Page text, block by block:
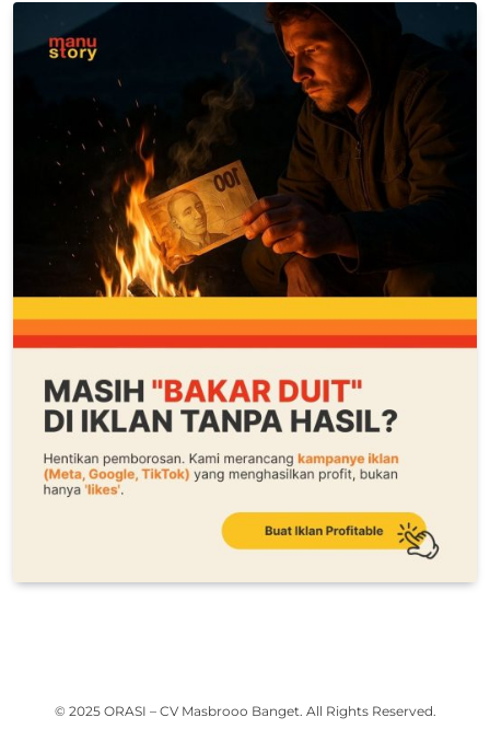
© 2025 ORASI – CV Masbrooo Banget. All Rights Reserved.